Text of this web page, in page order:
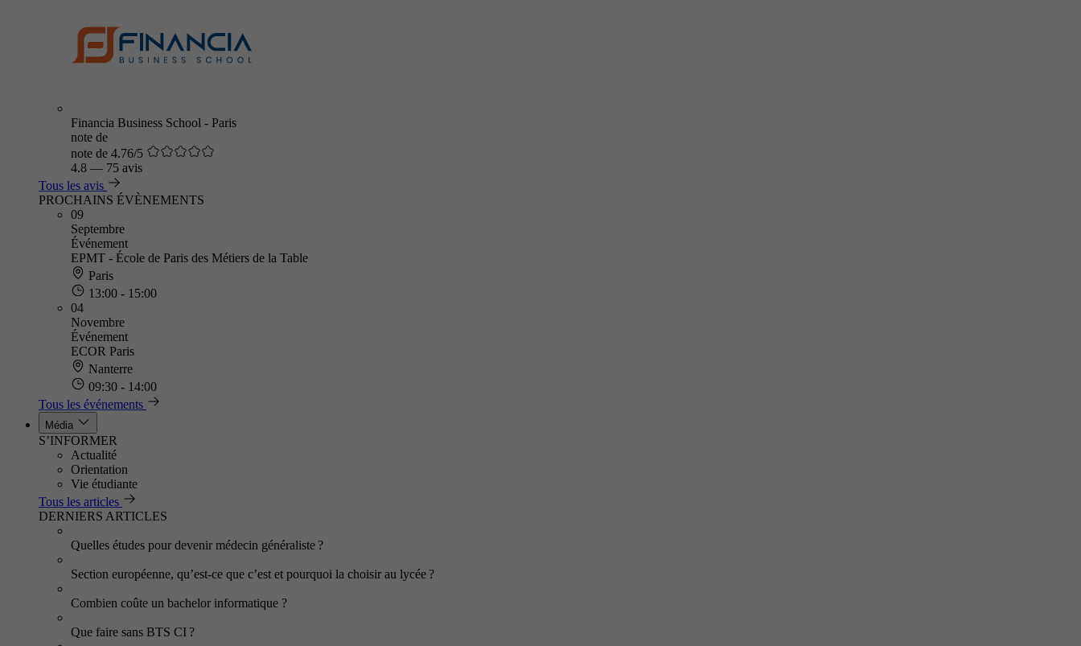
Financia Business School - Paris
note de
note de 4.76/5
4.8 — 75 avis
Tous les avis
PROCHAINS ÉVÈNEMENTS
09
Septembre
Événement
EPMT - École de Paris des Métiers de la Table
Paris
13:00 - 15:00
04
Novembre
Événement
ECOR Paris
Nanterre
09:30 - 14:00
Tous les événements
Média
S’INFORMER
Actualité
Orientation
Vie étudiante
Tous les articles
DERNIERS ARTICLES
Quelles études pour devenir médecin généraliste ?
Section européenne, qu’est-ce que c’est et pourquoi la choisir au lycée ?
Combien coûte un bachelor informatique ?
Que faire sans BTS CI ?